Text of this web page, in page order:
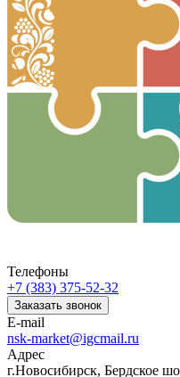
Телефоны
+7 (383) 375-52-32
Заказать звонок
E-mail
nsk-market@igcmail.ru
Адрес
г.Новосибирск, Бердское